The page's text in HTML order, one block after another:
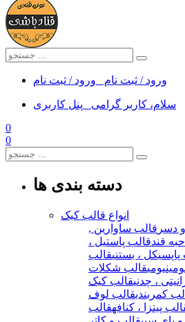
ورود / ثبت نام ورود / ثبت نام
سلام، کاربر گرامی
پنل کاربری
0
0
دسته بندی ها
انواع قالب کیک
دسر قالب ساوارین ,
قندقالب پاستیل ،
، بستنیقالب
قالب شکلات
، چدنیقالب کیک
کمربندیقالب لوف
پیتزا ، کنافهقالب